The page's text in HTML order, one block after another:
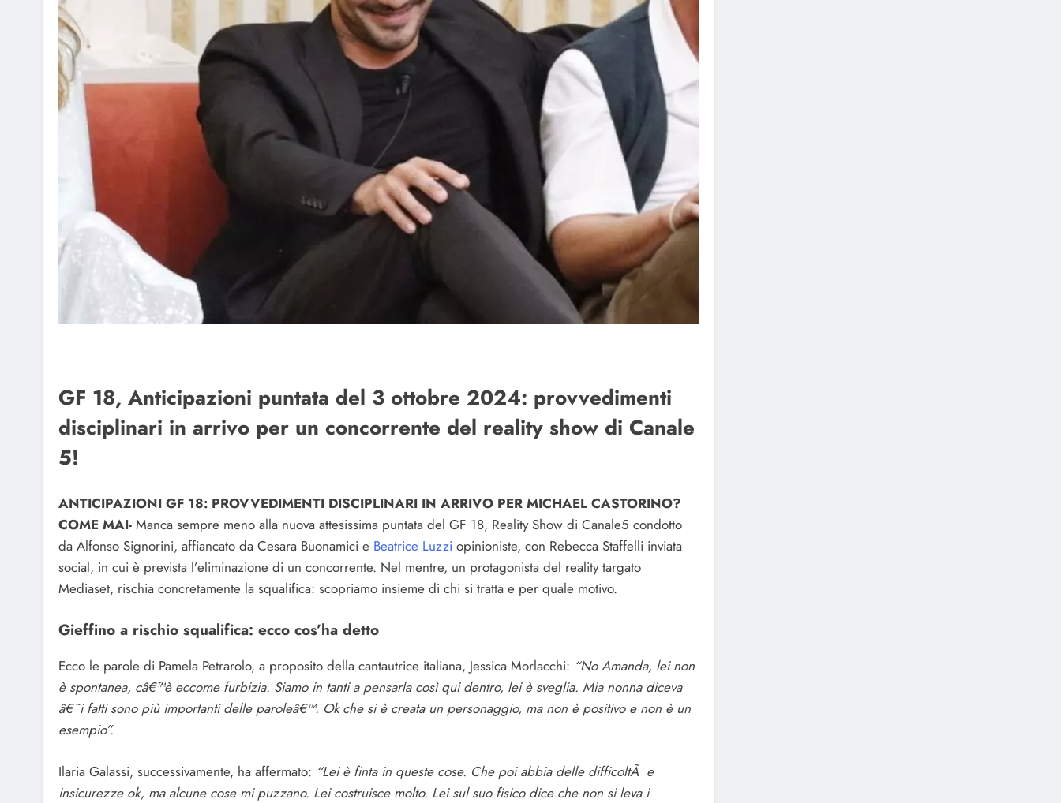
GF 18, Anticipazioni puntata del 3 ottobre 2024: provvedimenti
disciplinari in arrivo per un concorrente del reality show di Canale
5!
ANTICIPAZIONI GF 18: PROVVEDIMENTI DISCIPLINARI IN ARRIVO PER MICHAEL CASTORINO?
COME MAI- Manca sempre meno alla nuova attesissima puntata del GF 18, Reality Show di Canale5 condotto
da Alfonso Signorini, affiancato da Cesara Buonamici e Beatrice Luzzi opinioniste, con Rebecca Staffelli inviata
social, in cui è prevista l’eliminazione di un concorrente. Nel mentre, un protagonista del reality targato
Mediaset, rischia concretamente la squalifica: scopriamo insieme di chi si tratta e per quale motivo.
Gieffino a rischio squalifica: ecco cos’ha detto
Ecco le parole di Pamela Petrarolo, a proposito della cantautrice italiana, Jessica Morlacchi: “No Amanda, lei non
è spontanea, câ€™è eccome furbizia. Siamo in tanti a pensarla così qui dentro, lei è sveglia. Mia nonna diceva
â€˜i fatti sono più importanti delle paroleâ€™. Ok che si è creata un personaggio, ma non è positivo e non è un
esempio”.
Ilaria Galassi, successivamente, ha affermato: “Lei è finta in queste cose. Che poi abbia delle difficoltÃ e
insicurezze ok, ma alcune cose mi puzzano. Lei costruisce molto. Lei sul suo fisico dice che non si leva i